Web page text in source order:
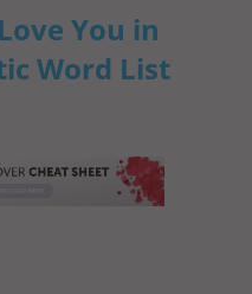
You in
Word List